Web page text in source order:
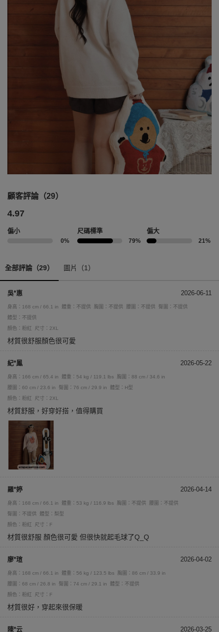
顧客評論（29）
4.97
偏小
0%
尺碼標準
79%
偏大
21%
全部評論（29） 圖片（1）
吳*惠 2026-06-11
身高：168 cm / 66.1 in 體重：不提供 胸圍：不提供 腰圍：不提供
臀圍：不提供
體型：不提供
顏色：粉紅
尺寸：2XL
材質很舒服顏色很可愛
紀*鳳 2026-05-22
身高：166 cm / 65.4 in 體重：54 kg / 119.1 lbs
胸圍：88 cm / 34.6 in
腰圍：60 cm / 23.6 in
臀圍：76 cm / 29.9 in
體型：H型
顏色：粉紅
尺寸：2XL
材質舒服，好穿好搭，值得購買
羅*婷 2026-04-14
身高：168 cm / 66.1 in 體重：53 kg / 116.9 lbs 胸圍：不提供
腰圍：不提供
臀圍：不提供
體型：梨型
顏色：粉紅
尺寸：F
材質很舒服 顏色很可愛 但很快就起毛球了Q_Q
廖*瑄 2026-04-02
身高：168 cm / 66.1 in 體重：56 kg / 123.5 lbs
胸圍：86 cm / 33.9 in
腰圍：68 cm / 26.8 in
臀圍：74 cm / 29.1 in
體型：不提供
顏色：粉紅
尺寸：F
材質很好，穿起來很保暖
陳*云 2026-03-25